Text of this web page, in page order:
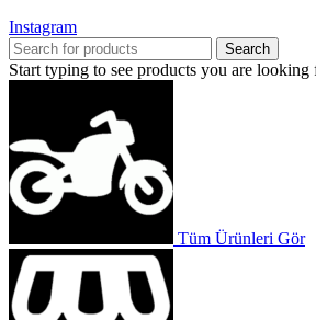
Instagram
Search
Start typing to see products you are looking
Tüm Ürünleri Gör